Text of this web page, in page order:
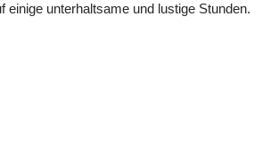
einige unterhaltsame und lustige Stunden.